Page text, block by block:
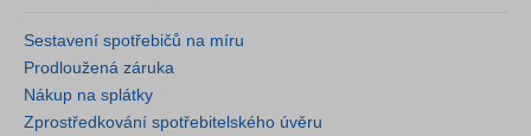
Sestavení spotřebičů na míru
Prodloužená záruka
Nákup na splátky
Zprostředkování spotřebitelského úvěru